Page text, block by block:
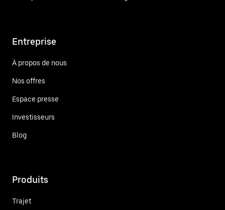
Entreprise
À propos de nous
Nos offres
Espace presse
Investisseurs
Blog
Produits
Trajet